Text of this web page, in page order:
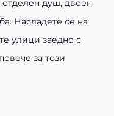
отделен душ, двоен
Насладете се на
улици заедно с
за този